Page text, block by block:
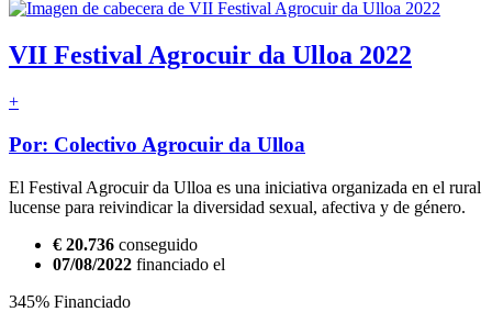
VII Festival Agrocuir da Ulloa 2022
+
Por: Colectivo Agrocuir da Ulloa
El Festival Agrocuir da Ulloa es una iniciativa organizada en el rural
lucense para reivindicar la diversidad sexual, afectiva y de género.
€ 20.736 conseguido
07/08/2022 financiado el
345% Financiado